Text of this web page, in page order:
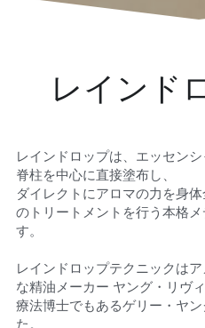
レインド
レインドロップは、エッセン
脊柱を中心に直接塗布し、
ダイレクトにアロマの力を身
のトリートメントを行う本格
す。
レインドロップテクニックは
な精油メーカー ヤング・リヴ
療法博士でもあるゲリー・ヤ
た。